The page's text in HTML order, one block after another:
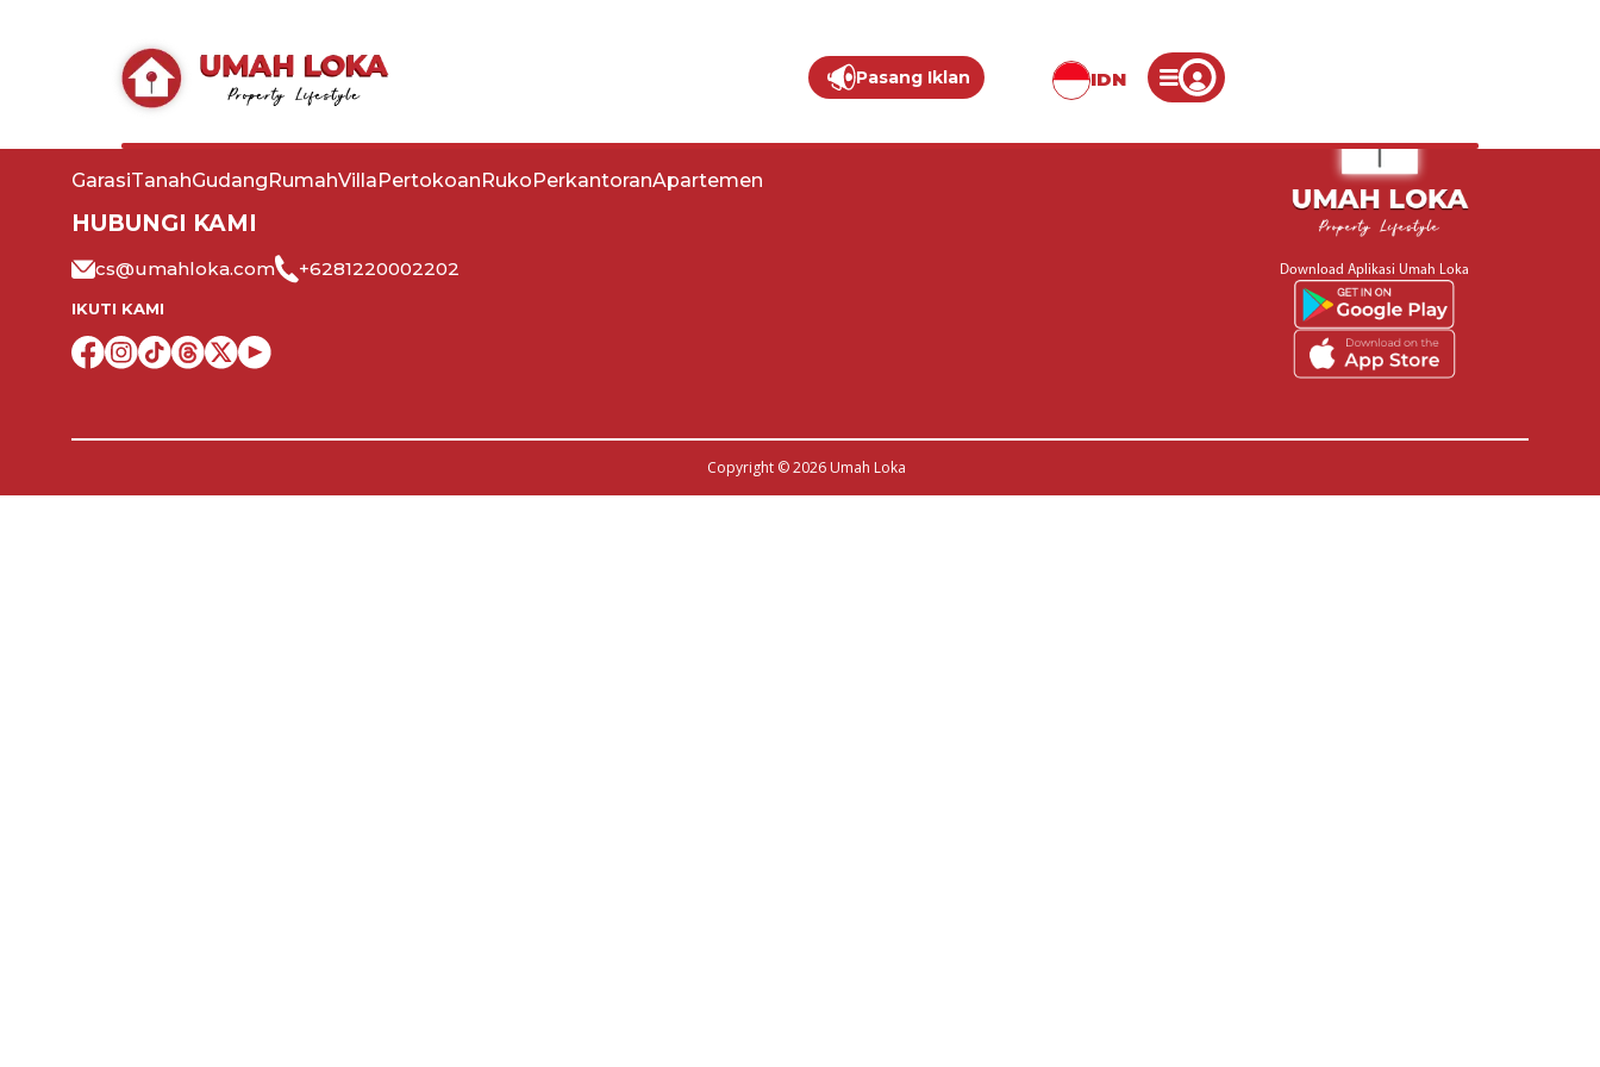
Pasang Iklan IDN
Tentang Kami LayananSyarat & Ketentuan Layanan Konsumen
LISTING
GarasiTanahGudangRumahVillaPertokoanRukoPerkantoranApartemen
HUBUNGI KAMI
cs@umahloka.com +6281220002202
IKUTI KAMI
Download Aplikasi Umah Loka
Copyright © 2026 Umah Loka